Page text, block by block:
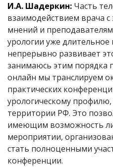
И.А. Шадеркин: Часть
взаимодействием врача
мнений и
урологии уже
непрерывно развивает
занимаюсь этим порядка
онлайн мы транслируем
практических
урологическому
территории РФ. Это
имеющим возможность
мероприятии,
стать полноценными
конференции.